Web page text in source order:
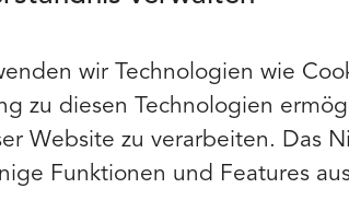
wir Technologien wie
zu diesen Technologien
Website zu verarbeiten. Das
Funktionen und Features
in bar oder mit Kreditkarte bezahlen,
auch E-Mail und Passwort
verwenden: